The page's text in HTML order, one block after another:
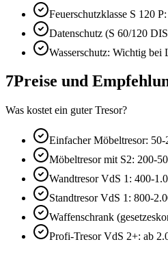
Feuerschutzklasse S 120
Datenschutz (S 60/120
Wasserschutz: Wichtig bei
7Preise und
Was kostet ein guter Tresor?
Einfacher Möbeltresor: 50-
Möbeltresor mit S2: 200-
Wandtresor VdS 1: 400-
Standtresor VdS 1: 800-
Waffenschrank
Profi-Tresor VdS 2+: ab